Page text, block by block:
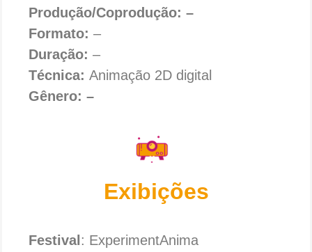
Produção/Coprodução: –
Formato: –
Duração: –
Técnica: Animação 2D digital
Gênero: –
Exibições
Festival : ExperimentAnima